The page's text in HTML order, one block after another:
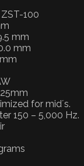
100
mm
mm
for mid´s.
150 – 5,000 Hz.